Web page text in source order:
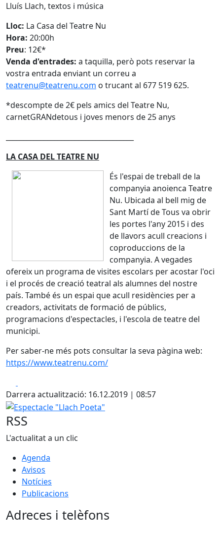
Lluís Llach, textos i música
Lloc: La Casa del Teatre Nu
Hora: 20:00h
Preu: 12€*
Venda d'entrades: a taquilla, però pots reservar la
vostra entrada enviant un correu a
teatrenu@teatrenu.com o trucant al 677 519 625.
*descompte de 2€ pels amics del Teatre Nu,
carnetGRANdetous i joves menors de 25 anys
LA CASA DEL TEATRE NU
És l'espai de treball de la
companyia anoienca Teatre
Nu. Ubicada al bell mig de
Sant Martí de Tous va obrir
les portes l'any 2015 i des
de llavors acull creacions i
coproduccions de la
companyia. A vegades
ofereix un programa de visites escolars per acostar l'oci
i el procés de creació teatral als alumnes del nostre
país. També és un espai que acull residències per a
creadors, activitats de formació de públics,
programacions d'espectacles, i l'escola de teatre del
municipi.
Per saber-ne més pots consultar la seva pàgina web:
https://www.teatrenu.com/
Darrera actualització: 16.12.2019 | 08:57
Espectacle "Llach Poeta"
RSS
L'actualitat a un clic
Agenda
Avisos
Notícies
Publicacions
Adreces i telèfons